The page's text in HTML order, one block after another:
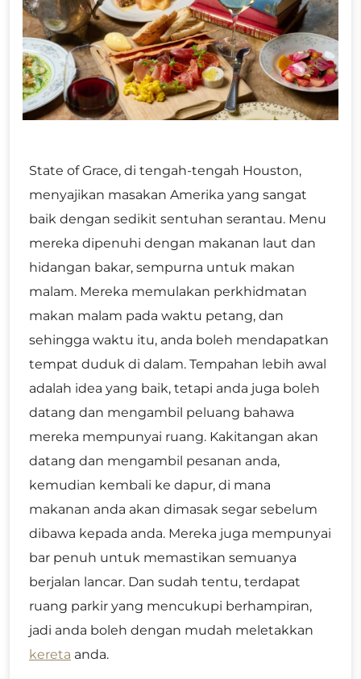
State of Grace, di tengah-tengah Houston,
menyajikan masakan Amerika yang sangat
baik dengan sedikit sentuhan serantau. Menu
mereka dipenuhi dengan makanan laut dan
hidangan bakar, sempurna untuk makan
malam. Mereka memulakan perkhidmatan
makan malam pada waktu petang, dan
sehingga waktu itu, anda boleh mendapatkan
tempat duduk di dalam. Tempahan lebih awal
adalah idea yang baik, tetapi anda juga boleh
datang dan mengambil peluang bahawa
mereka mempunyai ruang. Kakitangan akan
datang dan mengambil pesanan anda,
kemudian kembali ke dapur, di mana
makanan anda akan dimasak segar sebelum
dibawa kepada anda. Mereka juga mempunyai
bar penuh untuk memastikan semuanya
berjalan lancar. Dan sudah tentu, terdapat
ruang parkir yang mencukupi berhampiran,
jadi anda boleh dengan mudah meletakkan
kereta anda.